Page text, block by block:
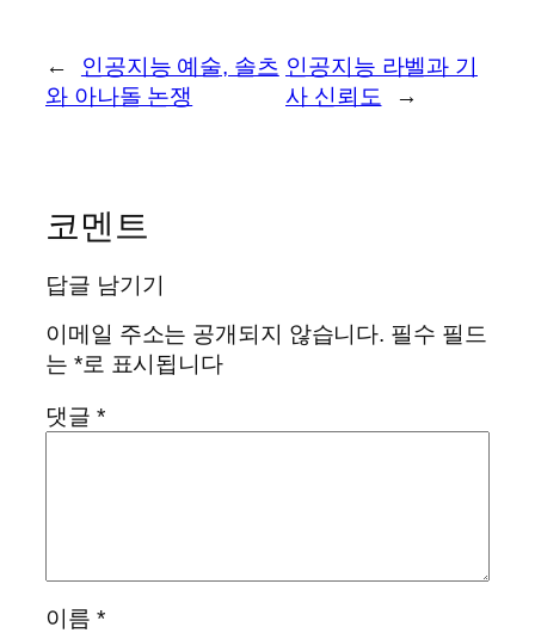
←
인공지능 예술, 솔츠
와 아나돌 논쟁
인공지능 라벨과 기
사 신뢰도
→
코멘트
답글 남기기
이메일 주소는 공개되지 않습니다. 필수 필드
는 *로 표시됩니다
댓글 *
이름 *